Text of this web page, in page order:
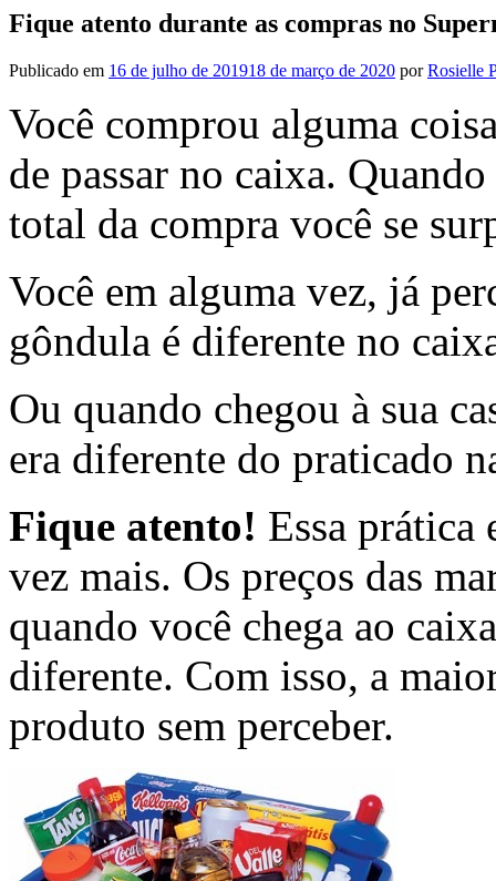
Fique atento durante as compras no
Publicado em 16 de julho de 201918 de março de 2020 porRosielle
Você comprou alguma
de passar no caixa.
total da compra você se
Você em alguma vez, já
gôndula é diferente no
Ou quando chegou à sua
era diferente do praticado
Fique atento! Essa prática
vez mais. Os preços das
quando você chega ao
diferente. Com isso, a
produto sem perceber.